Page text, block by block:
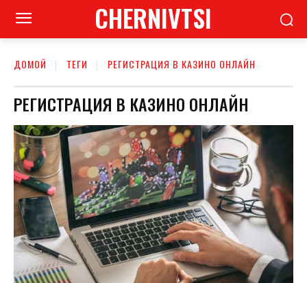
CHERNIVTSI
ДОМОЙ ТЕГИ РЕГИСТРАЦИЯ В КАЗИНО ОНЛАЙН
РЕГИСТРАЦИЯ В КАЗИНО ОНЛАЙН